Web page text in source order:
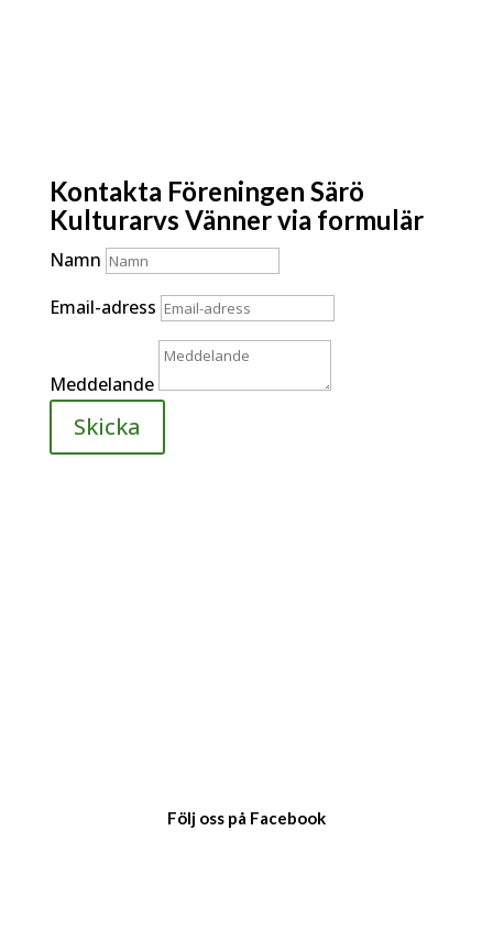
Kontakta Föreningen Särö
Kulturarvs Vänner via formulär
Namn
Email-adress
Meddelande
Skicka
Följ oss på Facebook